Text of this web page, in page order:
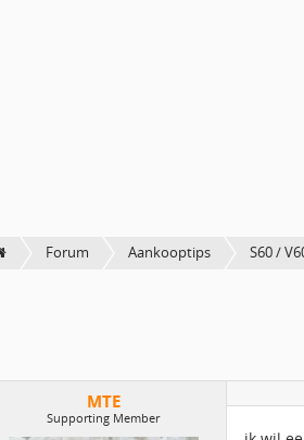
Forum Aankooptips S60 /
MTE
Supporting Member